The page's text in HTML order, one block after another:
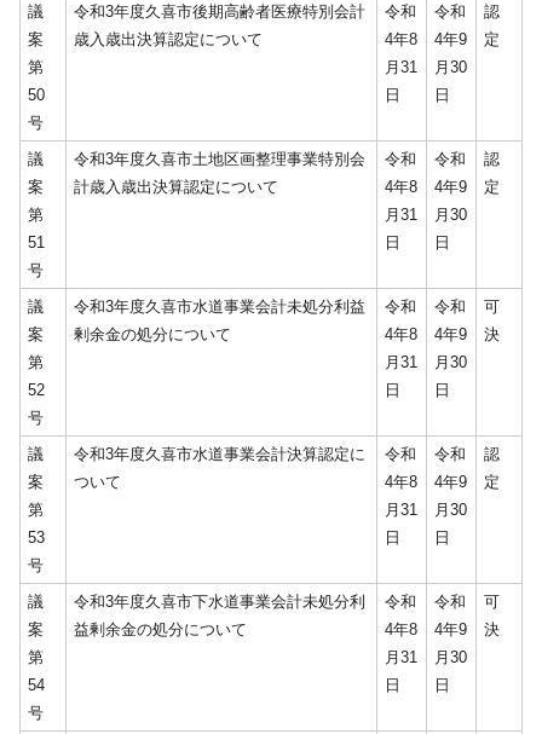
議
案
第
50
号
令和3年度久喜市後期高齢者医療特別会計
歳入歳出決算認定について
令和
4年8
月31
日
令和
4年9
月30
日
認
定
議
案
第
51
号
令和3年度久喜市土地区画整理事業特別会
計歳入歳出決算認定について
令和
4年8
月31
日
令和
4年9
月30
日
認
定
議
案
第
52
号
令和3年度久喜市水道事業会計未処分利益
剰余金の処分について
令和
4年8
月31
日
令和
4年9
月30
日
可
決
議
案
第
53
号
令和3年度久喜市水道事業会計決算認定に
ついて
令和
4年8
月31
日
令和
4年9
月30
日
認
定
議
案
第
54
号
令和3年度久喜市下水道事業会計未処分利
益剰余金の処分について
令和
4年8
月31
日
令和
4年9
月30
日
可
決